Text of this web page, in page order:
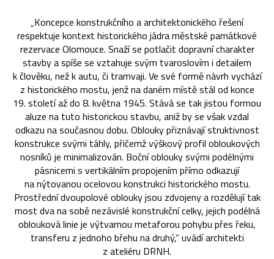
„Koncepce konstrukčního a architektonického řešení
respektuje kontext historického jádra městské památkové
rezervace Olomouce. Snaží se potlačit dopravní charakter
stavby a spíše se vztahuje svým tvaroslovím i detailem
k člověku, než k autu, či tramvaji. Ve své formě návrh vychází
z historického mostu, jenž na daném místě stál od konce
19. století až do 8. května 1945. Stává se tak jistou formou
aluze na tuto historickou stavbu, aniž by se však vzdal
odkazu na současnou dobu. Oblouky přiznávají struktivnost
konstrukce svými táhly, přičemž výškový profil obloukových
nosníků je minimalizován. Boční oblouky svými podélnými
pásnicemi s vertikálním propojením přímo odkazují
na nýtovanou ocelovou konstrukci historického mostu.
Prostřední dvoupolové oblouky jsou zdvojeny a rozdělují tak
most dva na sobě nezávislé konstrukční celky, jejich podélná
oblouková linie je výtvarnou metaforou pohybu přes řeku,
transferu z jednoho břehu na druhý,“ uvádí architekti
z ateliéru DRNH.